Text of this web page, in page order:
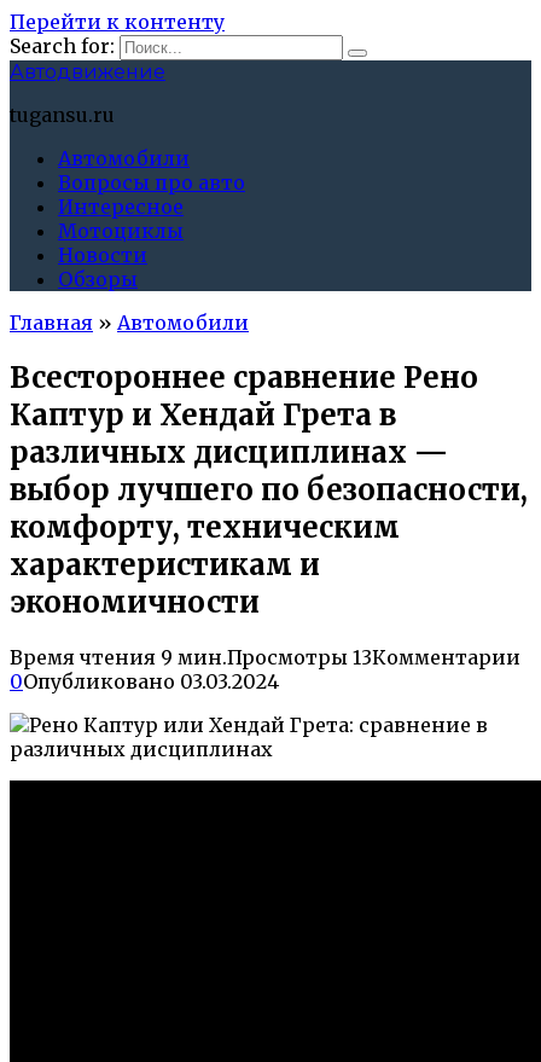
Перейти к контенту
Search for:
Автодвижение
tugansu.ru
Автомобили
Вопросы про авто
Интересное
Мотоциклы
Новости
Обзоры
Главная » Автомобили
Всестороннее сравнение Рено
Каптур и Хендай Грета в
различных дисциплинах —
выбор лучшего по безопасности,
комфорту, техническим
характеристикам и
экономичности
Время чтения 9 мин.Просмотры 13Комментарии
0Опубликовано 03.03.2024